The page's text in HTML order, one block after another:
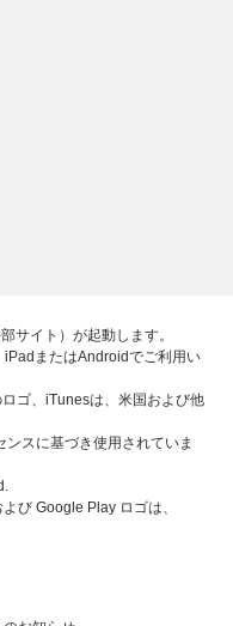
サイト）が起動します。
iPadまたはAndroidでご利用い
ゴ、iTunesは、米国および他
スに基づき使用されていま
び Google Play ロゴは、